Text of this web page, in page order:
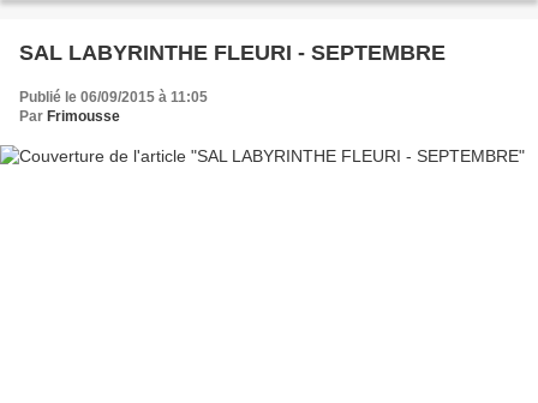
SAL LABYRINTHE FLEURI - SEPTEMBRE
Publié le 06/09/2015 à 11:05
Par Frimousse